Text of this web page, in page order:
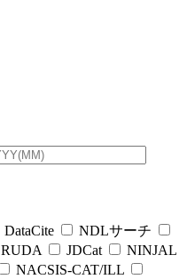
DataCite
NDLサーチ
RUDA JDCat
NINJAL
NACSIS-CAT/ILL